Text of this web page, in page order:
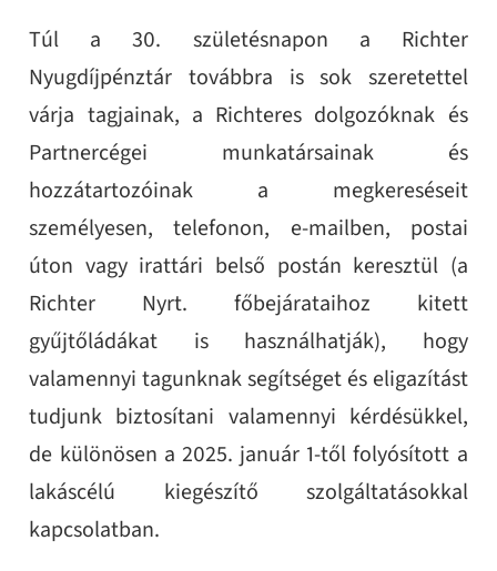
Túl a 30. születésnapon a Richter
Nyugdíjpénztár továbbra is sok szeretettel
várja tagjainak, a Richteres dolgozóknak és
Partnercégei munkatársainak és
hozzátartozóinak a megkereséseit
személyesen, telefonon, e-mailben, postai
úton vagy irattári belső postán keresztül (a
Richter Nyrt. főbejárataihoz kitett
gyűjtőládákat is használhatják), hogy
valamennyi tagunknak segítséget és eligazítást
tudjunk biztosítani valamennyi kérdésükkel,
de különösen a 2025. január 1-től folyósított a
lakáscélú kiegészítő szolgáltatásokkal
kapcsolatban.